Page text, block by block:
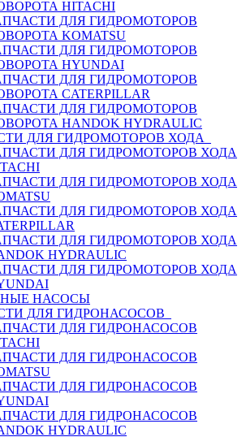
HITACHI
ДЛЯ ГИДРОМОТОРОВ
KOMATSU
ДЛЯ ГИДРОМОТОРОВ
HYUNDAI
ДЛЯ ГИДРОМОТОРОВ
CATERPILLAR
ДЛЯ ГИДРОМОТОРОВ
HANDOK HYDRAULIC
ДЛЯ ГИДРОМОТОРОВ ХОДА
ДЛЯ ГИДРОМОТОРОВ ХОДА
ДЛЯ ГИДРОМОТОРОВ ХОДА
ДЛЯ ГИДРОМОТОРОВ ХОДА
ДЛЯ ГИДРОМОТОРОВ ХОДА
HYDRAULIC
ДЛЯ ГИДРОМОТОРОВ ХОДА
НАСОСЫ
ДЛЯ ГИДРОНАСОСОВ
ДЛЯ ГИДРОНАСОСОВ
ДЛЯ ГИДРОНАСОСОВ
ДЛЯ ГИДРОНАСОСОВ
ДЛЯ ГИДРОНАСОСОВ
HYDRAULIC